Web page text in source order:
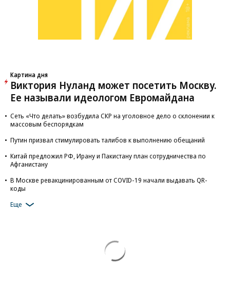
Картина дня
Виктория Нуланд может посетить Москву.
Ее называли идеологом Евромайдана
Сеть «Что делать» возбудила СКР на уголовное дело о склонении к
массовым беспорядкам
Путин призвал стимулировать талибов к выполнению обещаний
Китай предложил РФ, Ирану и Пакистану план сотрудничества по
Афганистану
В Москве ревакцинированным от COVID-19 начали выдавать QR-
коды
Еще